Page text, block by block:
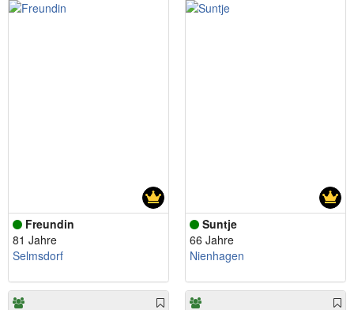
Freundin
81 Jahre
Selmsdorf
Suntje
66 Jahre
Nienhagen